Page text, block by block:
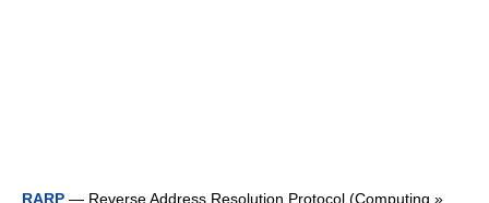
RARP — Reverse Address Resolution Protocol (Computing »